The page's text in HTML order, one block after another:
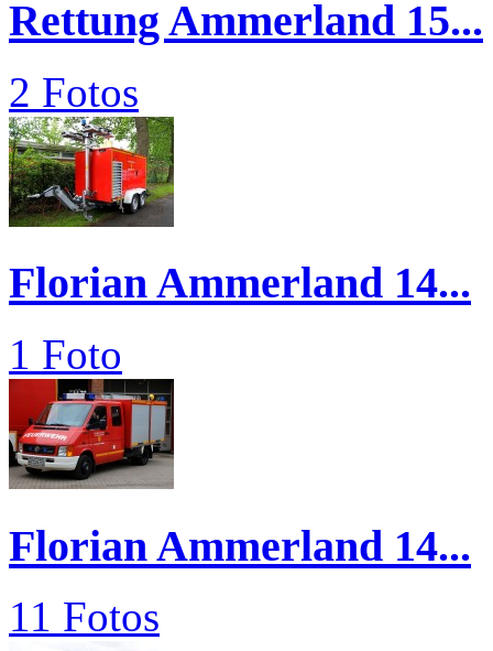
Rettung Ammerland 15...
2 Fotos
Florian Ammerland 14...
1 Foto
Florian Ammerland 14...
11 Fotos